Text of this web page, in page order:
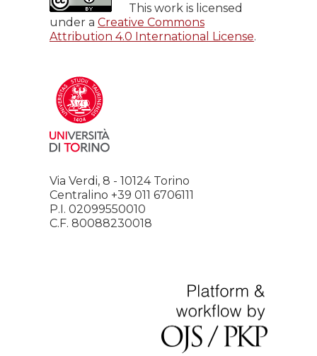
This work is licensed
under a Creative Commons
Attribution 4.0 International License.
Via Verdi, 8 - 10124 Torino
Centralino +39 011 6706111
P.I. 02099550010
C.F. 80088230018